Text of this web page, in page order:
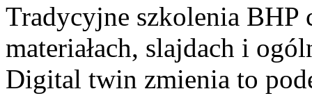
Tradycyjne szkolenia BHP
materiałach, slajdach i
Digital twin zmienia to